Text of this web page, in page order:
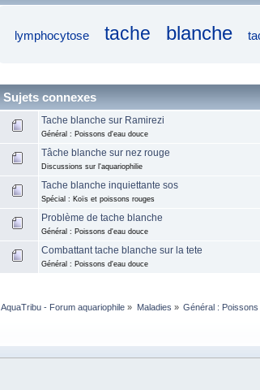
lymphocytose tache blanche
Sujets connexes
Tache blanche sur Ramirezi
Général : Poissons d'eau douce
Tâche blanche sur nez rouge
Discussions sur l'aquariophilie
Tache blanche inquiettante sos
Spécial : Koïs et poissons rouges
Problème de tache blanche
Général : Poissons d'eau douce
Combattant tache blanche sur la tete
Général : Poissons d'eau douce
AquaTribu - Forum aquariophile » Maladies » Général :